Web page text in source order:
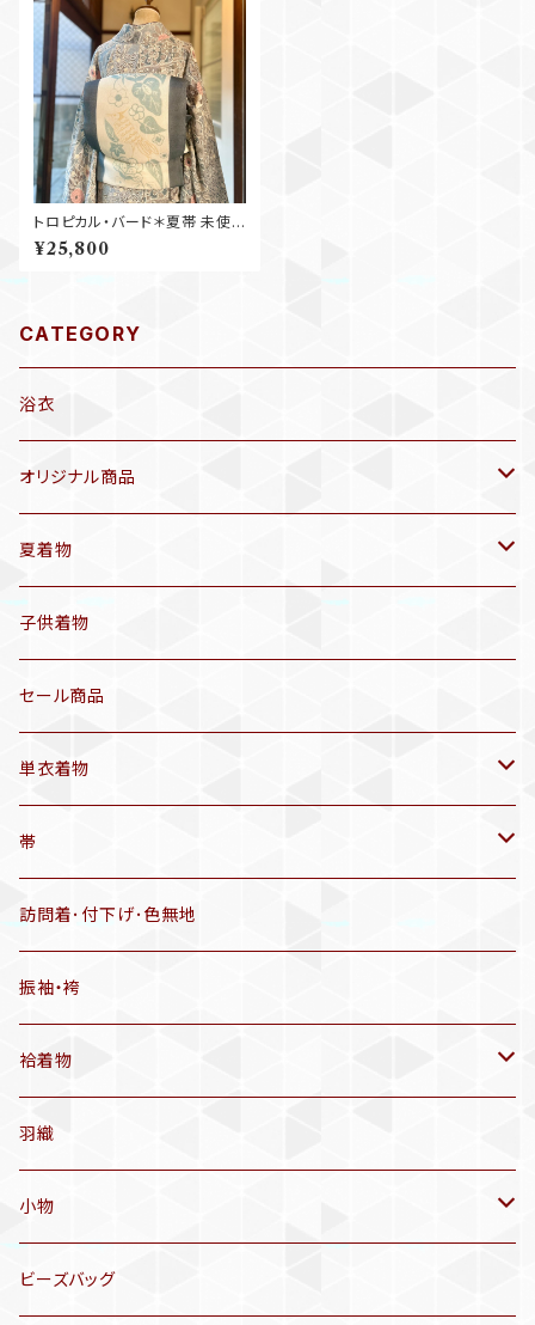
トロピカル・バード＊夏帯 未使
用品 鳥 葉 南国 異国 ボタニカ
ル ホワイト ブルーグレー 洒落
¥25,800
CATEGORY
浴衣
オリジナル商品
袷着物(10〜5月頃)
セオα 着物(5〜9月頃)
三分紐
帯揚げ
羽織
半幅帯
有松絞り浴衣(6～9月頃)
夏着物
アンティーク着物
リサイクル着物
子供着物
セール商品
単衣着物
アンティーク着物
リサイクル着物
帯
リサイクル帯
アンティーク帯
アンティーク仕立てかえ帯
名古屋帯
洒落袋帯
袋帯
訪問着･付下げ･色無地
振袖・袴
袷着物
アンティーク着物
リサイクル着物
訪問着、付下げ、色無地
羽織
小物
帯揚げ
ビーズバッグ